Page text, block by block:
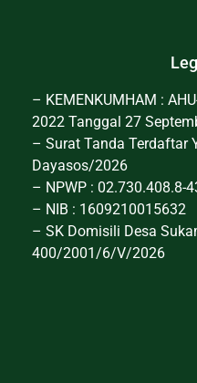
– KEMENKUMHAM :
2022 Tanggal 27
– Surat Tanda Terdaftar
Dayasos/2026
– NPWP : 02.730.408.8-
– NIB : 1609210015632
– SK Domisili Desa
400/2001/6/V/2026